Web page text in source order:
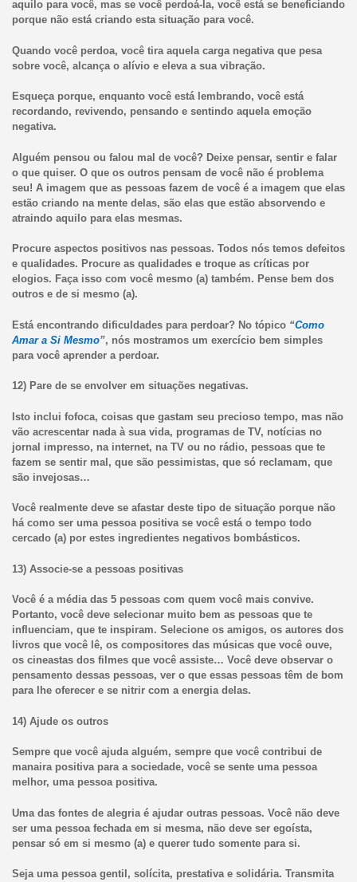
aquilo para você, mas se você perdoá-la, você está se beneficiando
porque não está criando esta situação para você.
Quando você perdoa, você tira aquela carga negativa que pesa
sobre você, alcança o alívio e eleva a sua vibração.
Esqueça porque, enquanto você está lembrando, você está
recordando, revivendo, pensando e sentindo aquela emoção
negativa.
Alguém pensou ou falou mal de você? Deixe pensar, sentir e falar
o que quiser. O que os outros pensam de você não é problema
seu! A imagem que as pessoas fazem de você é a imagem que elas
estão criando na mente delas, são elas que estão absorvendo e
atraindo aquilo para elas mesmas.
Procure aspectos positivos nas pessoas. Todos nós temos defeitos
e qualidades. Procure as qualidades e troque as críticas por
elogios. Faça isso com você mesmo (a) também. Pense bem dos
outros e de si mesmo (a).
Está encontrando dificuldades para perdoar? No tópico “Como
Amar a Si Mesmo”, nós mostramos um exercício bem simples
para você aprender a perdoar.
12) Pare de se envolver em situações negativas.
Isto inclui fofoca, coisas que gastam seu precioso tempo, mas não
vão acrescentar nada à sua vida, programas de TV, notícias no
jornal impresso, na internet, na TV ou no rádio, pessoas que te
fazem se sentir mal, que são pessimistas, que só reclamam, que
são invejosas…
Você realmente deve se afastar deste tipo de situação porque não
há como ser uma pessoa positiva se você está o tempo todo
cercado (a) por estes ingredientes negativos bombásticos.
13) Associe-se a pessoas positivas
Você é a média das 5 pessoas com quem você mais convive.
Portanto, você deve selecionar muito bem as pessoas que te
influenciam, que te inspiram. Selecione os amigos, os autores dos
livros que você lê, os compositores das músicas que você ouve,
os cineastas dos filmes que você assiste… Você deve observar o
pensamento dessas pessoas, ver o que essas pessoas têm de bom
para lhe oferecer e se nitrir com a energia delas.
14) Ajude os outros
Sempre que você ajuda alguém, sempre que você contribui de
manaira positiva para a sociedade, você se sente uma pessoa
melhor, uma pessoa positiva.
Uma das fontes de alegria é ajudar outras pessoas. Você não deve
ser uma pessoa fechada em si mesma, não deve ser egoísta,
pensar só em si mesmo (a) e querer tudo somente para si.
Seja uma pessoa gentil, solícita, prestativa e solidária. Transmita